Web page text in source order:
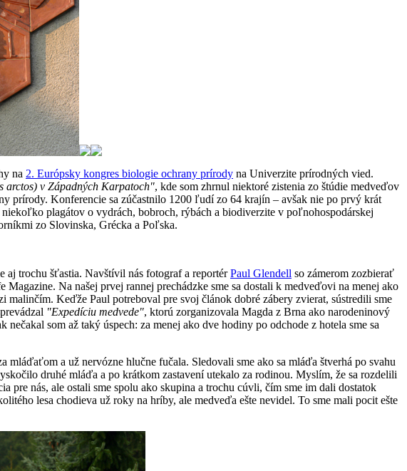
na 2. Európsky kongres biologie ochrany prírody na Univerzite prírodných vied.
arctos) v Západných Karpatoch", kde som zhrnul niektoré zistenia zo štúdie medveďov
prírody. Konferencie sa zúčastnilo 1200 ľudí zo 64 krajín – avšak nie po prvý krát
plagátov o vydrách, bobroch, rýbách a biodiverzite v poľnohospodárskej
zo Slovinska, Grécka a Poľska.
aj trochu šťastia. Navštívil nás fotograf a reportérPaul Glendell so zámerom zozbierať
Na našej prvej rannej prechádzke sme sa dostali k medveďovi na menej ako
Keďže Paul potreboval pre svoj článok dobré zábery zvierat, sústredili sme
"Expedíciu medvede", ktorú zorganizovala Magda z Brna ako narodeninový
som až taký úspech: za menej ako dve hodiny po odchode z hotela sme sa
mláďaťom a už nervózne hlučne fučala. Sledovali sme ako sa mláďa štverhá po svahu
druhé mláďa a po krátkom zastavení utekalo za rodinou. Myslím, že sa rozdelili
pre nás, ale ostali sme spolu ako skupina a trochu cúvli, čím sme im dali dostatok
lesa chodieva už roky na hríby, ale medveďa ešte nevidel. To sme mali pocit ešte